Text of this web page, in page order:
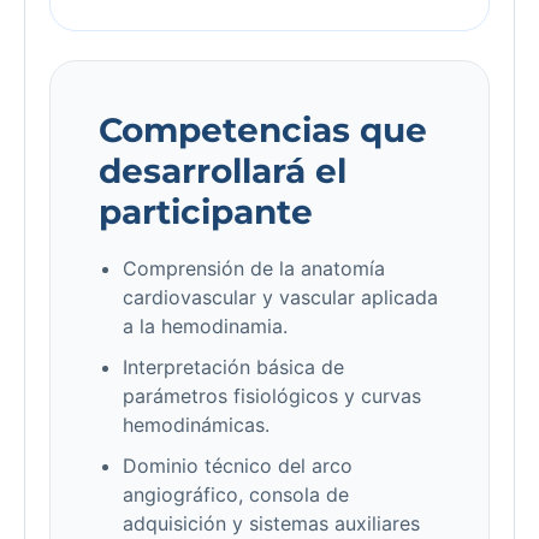
Competencias que
desarrollará el
participante
Comprensión de la anatomía
cardiovascular y vascular aplicada
a la hemodinamia.
Interpretación básica de
parámetros fisiológicos y curvas
hemodinámicas.
Dominio técnico del arco
angiográfico, consola de
adquisición y sistemas auxiliares